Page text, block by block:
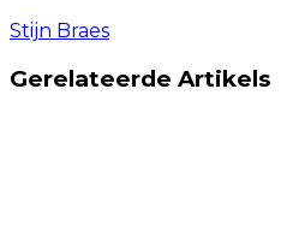
Stijn Braes
Gerelateerde Artikels